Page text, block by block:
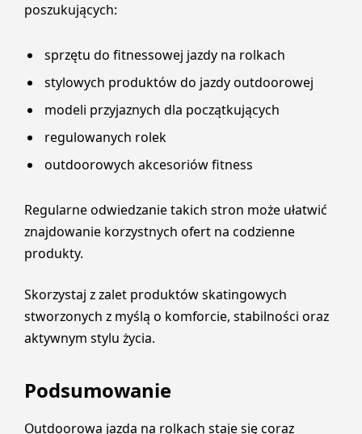
poszukujących:
sprzętu do fitnessowej jazdy na rolkach
stylowych produktów do jazdy outdoorowej
modeli przyjaznych dla początkujących
regulowanych rolek
outdoorowych akcesoriów fitness
Regularne odwiedzanie takich stron może ułatwić
znajdowanie korzystnych ofert na codzienne
produkty.
Skorzystaj z zalet produktów skatingowych
stworzonych z myślą o komforcie, stabilności oraz
aktywnym stylu życia.
Podsumowanie
Outdoorowa jazda na rolkach staje się coraz